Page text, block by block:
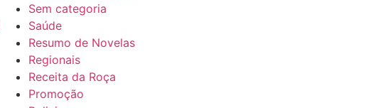
Sem categoria
Saúde
Resumo de Novelas
Regionais
Receita da Roça
Promoção